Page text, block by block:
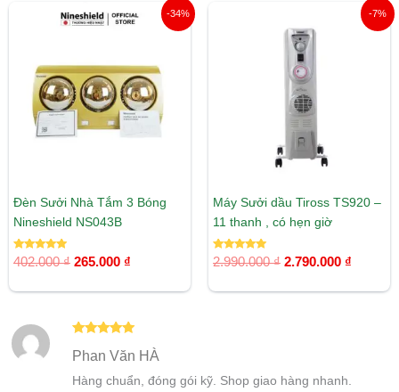
-34%
Đèn Sưởi Nhà Tắm 3 Bóng
Nineshield NS043B
Được xếp
hạng
402.000₫
Giá
gốc
265.000 ₫
hiện
265.000 ₫.
-7%
Máy Sưởi dầu Tiross TS920 –
11 thanh , có hẹn giờ
Được xếp
hạng
2.990.000₫
là:
2.990.000 ₫.
2.790.000 ₫
Giá
hiện
hạng5 5
Phan Văn HÀ
Hàng chuẩn, đóng gói kỹ. Shop giao hàng nhanh.